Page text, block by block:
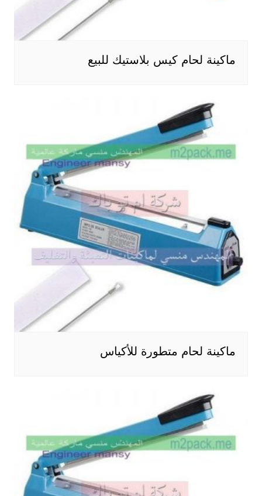
ماكينة لحام كيس بلاستيك للبيع
ماكينة لحام متطورة للأكياس